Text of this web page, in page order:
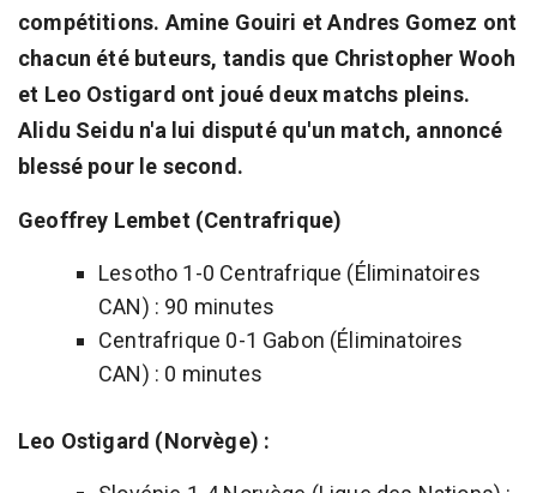
compétitions. Amine Gouiri et Andres Gomez ont
chacun été buteurs, tandis que Christopher Wooh
et Leo Ostigard ont joué deux matchs pleins.
Alidu Seidu n'a lui disputé qu'un match, annoncé
blessé pour le second.
Geoffrey Lembet (Centrafrique)
Lesotho 1-0 Centrafrique (Éliminatoires
CAN) : 90 minutes
Centrafrique 0-1 Gabon (Éliminatoires
CAN) : 0 minutes
Leo Ostigard (Norvège) :